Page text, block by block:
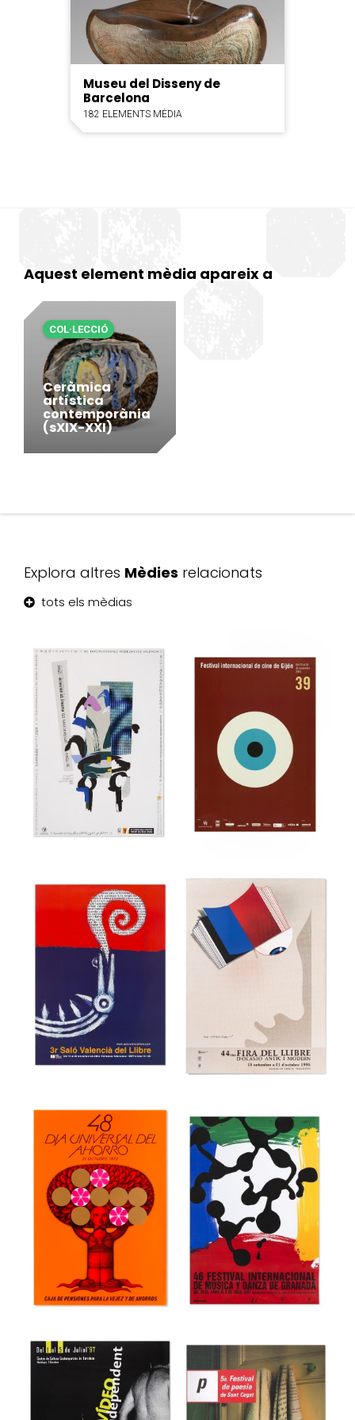
Museu del Disseny de
Barcelona
182 ELEMENTS MÈDIA
Aquest element mèdia apareix a
Ceràmica
artística
contemporània
(sXIX-XXI)
COL·LECCIÓ
Explora altres Mèdies relacionats
tots els mèdias
36a Feria
Internacional del
Mueble de
Valencia
Museu del Disseny de Barcelona
39 Festival
internacional de
cine de Gijón
Museu del Disseny de Barcelona
3r Saló Valencià
del Llibre
Museu del Disseny de Barcelona
44 Fira del Llibre
d’ocasió antic i
modern
Museu del Disseny de Barcelona